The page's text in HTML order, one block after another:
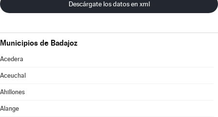
Descárgate los datos en xml
Municipios de Badajoz
Acedera
Aceuchal
Ahillones
Alange